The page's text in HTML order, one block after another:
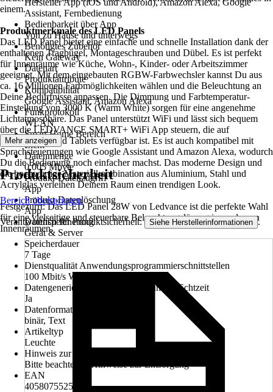
Hersteller App (iOS und Android), Amazon Alexa, Google
Assistant, Fernbedienung
Bedienbarkeit über App
Von zu Hause und unterwegs
Benötigtes Zubehör
Kein Gateway
Datenart
Produktattribute
Kompatibilität
Google Assistant, Amazon Alexa
Funkprotokoll
WLAN
Smart Home Bereich
Licht
Datenmenge
0,005 Mbyte
Produkt-Datenzugriff
App
Produkt-Datenlöschung
App
Datenspeicherung
Gerät & Server
Speicherdauer
7 Tage
Dienstqualität Anwendungsprogrammierschnittstellen
100 Mbit/s WiFi 2,4GHz
Datengenerierung kontinuierlich und in Echtzeit
Ja
Datenformat
binär, Text
Artikeltyp
Leuchte
Hinweis zur Entsorgung
Bitte beachte die Hinweise zur Entsorgung
EAN
4058075525245
einem.
Produktmerkmale des LED Panels
Das LED Panel bietet eine einfache und schnelle Installation dank der
enthaltenen Tragbügel, Montageschrauben und Dübel. Es ist perfekt
für Innenräume wie Küche, Wohn-, Kinder- oder Arbeitszimmer
geeignet. Mit dem eingebauten RGBW-Farbwechsler kannst Du aus
ca. 16 Millionen Farbmöglichkeiten wählen und die Beleuchtung an
Deine Bedürfnisse anpassen. Die Dimmung und Farbtemperatur-
Einstellung von 3000 K (Warm White) sorgen für eine angenehme
Lichtatmosphäre. Das Panel unterstützt WiFi und lässt sich bequem
über die LEDVANCE SMART+ WiFi App steuern, die auf
Smartphones und Tablets verfügbar ist. Es ist auch kompatibel mit
Sprachsteuerungen wie Google Assistant und Amazon Alexa, wodurch
Du die Bedienung noch einfacher machst. Das moderne Design und
die hochwertige Materialkombination aus Aluminium, Stahl und
Acrylglas verleihen Deinem Raum einen trendigen Look.
Festgezurrt: Das LED Panel 28W von Ledvance ist die perfekte Wahl
für eine vielseitige und steuerbare Beleuchtungslösung in modernen
Innenräumen.
Mehr anzeigen
Produktsicherheit
Bereich überspringen
Verantwortlich für Produktsicherheit: Siehe Herstellerinformationen .